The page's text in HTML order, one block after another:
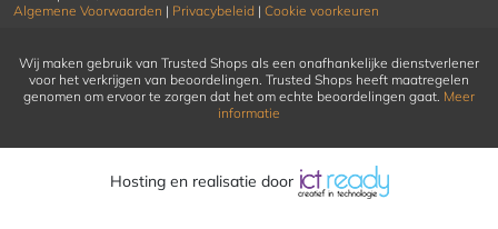
Algemene Voorwaarden | Privacybeleid | Cookie voorkeuren
Wij maken gebruik van Trusted Shops als een onafhankelijke dienstverlener
voor het verkrijgen van beoordelingen. Trusted Shops heeft maatregelen
genomen om ervoor te zorgen dat het om echte beoordelingen gaat. Meer
informatie
Hosting en realisatie door